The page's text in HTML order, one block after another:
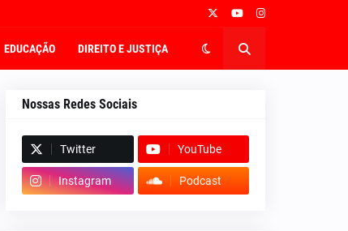
EDUCAÇÃO DIREITO E JUSTIÇA
Nossas Redes Sociais
Twitter YouTube
Instagram Podcast